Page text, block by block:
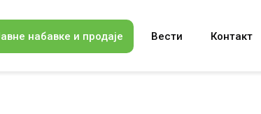
набавке и продаје Вести Контакт